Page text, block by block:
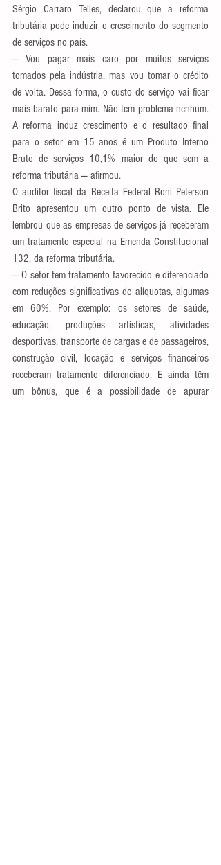
Sérgio Carraro Telles, declarou que a reforma
tributária pode induzir o crescimento do segmento
de serviços no país.
— Vou pagar mais caro por muitos serviços
tomados pela indústria, mas vou tomar o crédito
de volta. Dessa forma, o custo do serviço vai ficar
mais barato para mim. Não tem problema nenhum.
A reforma induz crescimento e o resultado final
para o setor em 15 anos é um Produto Interno
Bruto de serviços 10,1% maior do que sem a
reforma tributária — afirmou.
O auditor fiscal da Receita Federal Roni Peterson
Brito apresentou um outro ponto de vista. Ele
lembrou que as empresas de serviços já receberam
um tratamento especial na Emenda Constitucional
132, da reforma tributária.
— O setor tem tratamento favorecido e diferenciado
com reduções significativas de alíquotas, algumas
em 60%. Por exemplo: os setores de saúde,
educação, produções artísticas, atividades
desportivas, transporte de cargas e de passageiros,
construção civil, locação e serviços financeiros
receberam tratamento diferenciado. E ainda têm
um bônus, que é a possibilidade de apurar